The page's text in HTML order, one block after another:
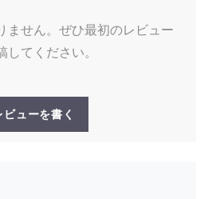
ません。ぜひ最初のレビュー
してください。
ビューを書く